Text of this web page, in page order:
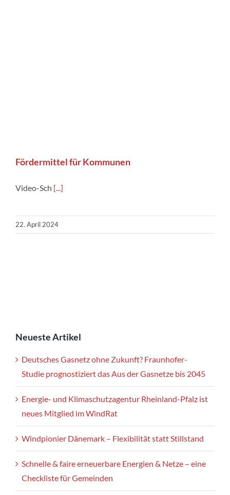
Fördermittel für Kommunen
Video-Sch [...]
22. April 2024
Neueste Artikel
Deutsches Gasnetz ohne Zukunft? Fraunhofer-
Studie prognostiziert das Aus der Gasnetze bis 2045
Energie- und Klimaschutzagentur Rheinland-Pfalz ist
neues Mitglied im WindRat
Windpionier Dänemark – Flexibilität statt Stillstand
Schnelle & faire erneuerbare Energien & Netze – eine
Checkliste für Gemeinden